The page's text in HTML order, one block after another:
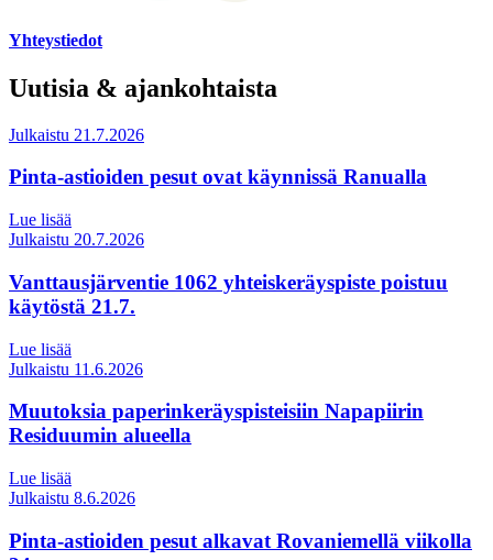
Yhteystiedot
Uutisia & ajankohtaista
Julkaistu 21.7.2026
Pinta-astioiden pesut ovat käynnissä Ranualla
Lue lisää
Julkaistu 20.7.2026
Vanttausjärventie 1062 yhteiskeräyspiste poistuu
käytöstä 21.7.
Lue lisää
Julkaistu 11.6.2026
Muutoksia paperinkeräyspisteisiin Napapiirin
Residuumin alueella
Lue lisää
Julkaistu 8.6.2026
Pinta-astioiden pesut alkavat Rovaniemellä viikolla